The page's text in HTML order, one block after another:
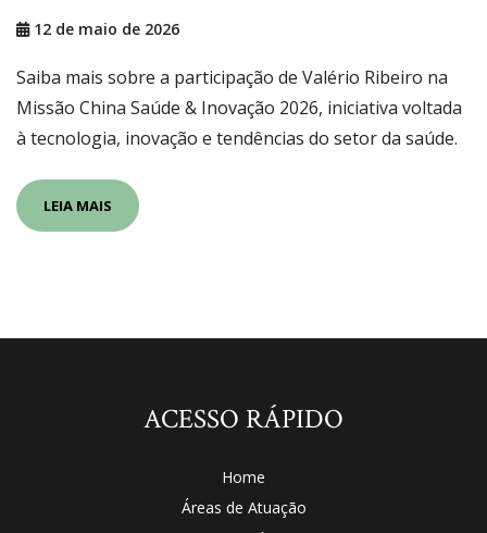
12 de maio de 2026
Saiba mais sobre a participação de Valério Ribeiro na
Missão China Saúde & Inovação 2026, iniciativa voltada
à tecnologia, inovação e tendências do setor da saúde.
LEIA MAIS
ACESSO RÁPIDO
Home
Áreas de Atuação